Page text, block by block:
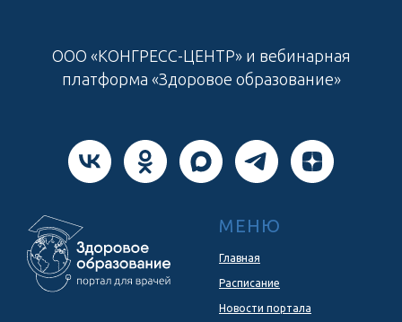
ООО «КОНГРЕСС-ЦЕНТР» и вебинарная
платформа «Здоровое образование»
МЕНЮ
Главная
Расписание
Новости портала